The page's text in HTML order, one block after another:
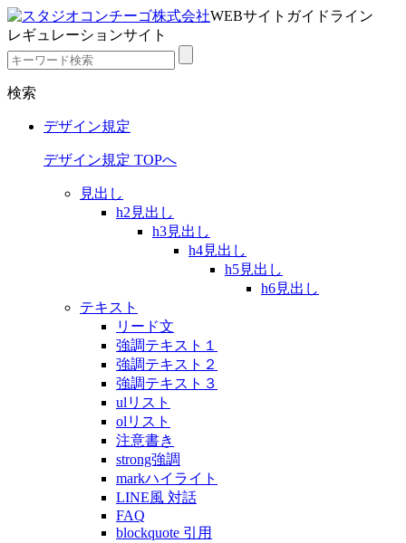
WEBサイトガイドライン
レギュレーションサイト
検索
デザイン規定
デザイン規定 TOPへ
見出し
h2見出し
h3見出し
h4見出し
h5見出し
h6見出し
テキスト
リード文
強調テキスト１
強調テキスト２
強調テキスト３
ulリスト
olリスト
注意書き
strong強調
markハイライト
LINE風 対話
FAQ
blockquote 引用